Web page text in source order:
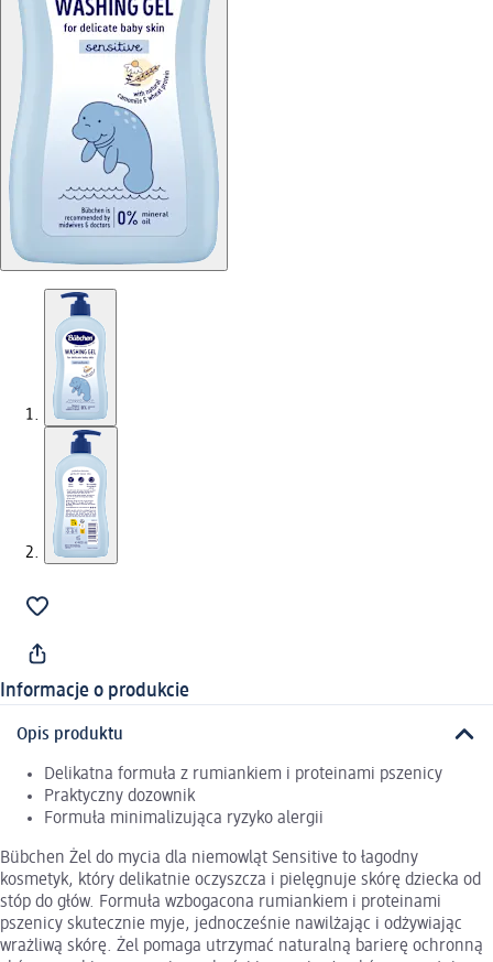
Informacje o produkcie
Opis produktu
Delikatna formuła z rumiankiem i proteinami pszenicy
Praktyczny dozownik
Formuła minimalizująca ryzyko alergii
Bübchen Żel do mycia dla niemowląt Sensitive to łagodny
kosmetyk, który delikatnie oczyszcza i pielęgnuje skórę dziecka od
stóp do głów. Formuła wzbogacona rumiankiem i proteinami
pszenicy skutecznie myje, jednocześnie nawilżając i odżywiając
wrażliwą skórę. Żel pomaga utrzymać naturalną barierę ochronną